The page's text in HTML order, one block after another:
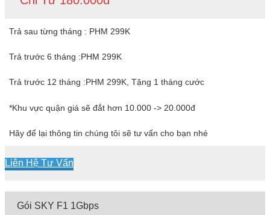
Trả sau từng tháng : PHM 299K
Trả trước 6 tháng :PHM 299K
Trả trước 12 tháng :PHM 299K, Tặng 1 tháng cước
*Khu vực quận giá sẽ đắt hơn 10.000 -> 20.000đ
Hãy để lại thông tin chúng tôi sẽ tư vấn cho bạn nhé
Liên Hệ Tư Vấn
Gói SKY F1 1Gbps